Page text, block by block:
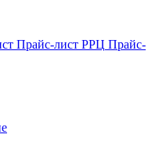
Прайс-лист РРЦ Прайс-